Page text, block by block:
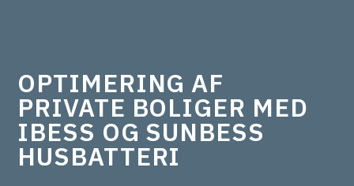
OPTIMERING AF
PRIVATE BOLIGER MED
IBESS OG SUNBESS
HUSBATTERI